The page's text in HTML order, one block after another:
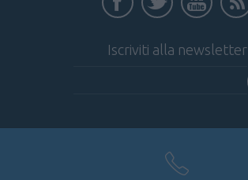
Iscriviti alla newsletter